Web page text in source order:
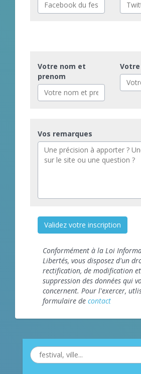
Votre nom et
prenom
Vos remarques
Validez votre inscription
Conformément à la Loi
Libertés, vous disposez d'un
rectification, de modification
suppression des données qui
concernent. Pour l'exercer,
formulaire de contact